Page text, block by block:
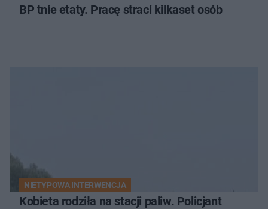
BP tnie etaty. Pracę straci kilkaset osób
NIETYPOWA INTERWENCJA
Kobieta rodziła na stacji paliw. Policjant